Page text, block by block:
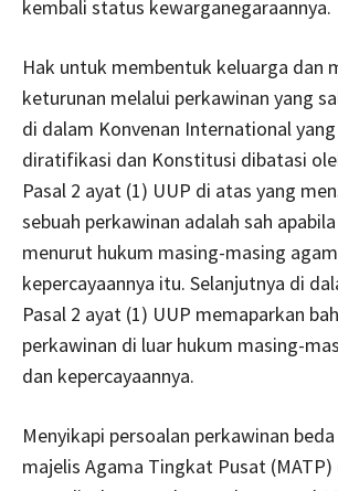
kembali status kewarganegaraannya.
Hak untuk membentuk keluarga dan
keturunan melalui perkawinan yang
di dalam Konvenan International
diratifikasi dan Konstitusi dibatasi
Pasal 2 ayat (1) UUP di atas yang
sebuah perkawinan adalah sah
menurut hukum masing-masing
kepercayaannya itu. Selanjutnya di
Pasal 2 ayat (1) UUP memaparkan
perkawinan di luar hukum masing-
dan kepercayaannya.
Menyikapi persoalan perkawinan
majelis Agama Tingkat Pusat